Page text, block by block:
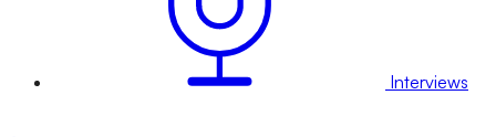
Interviews